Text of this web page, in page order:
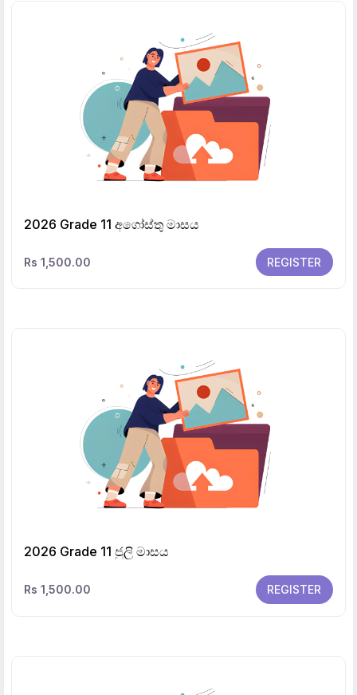
2026 Grade 11 අගෝස්තු මාසය
Rs 1,500.00 REGISTER
2026 Grade 11 ජුලි මාසය
Rs 1,500.00 REGISTER